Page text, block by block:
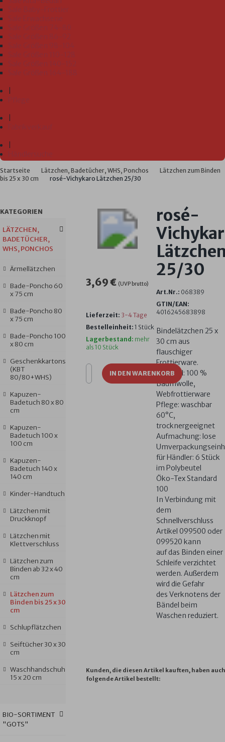
Startseite Lätzchen, Badetücher, WHS, Ponchos
Lätzchen zum Binden
bis 25 x 30 cm
rosé-Vichykaro Lätzchen 25/30
KATEGORIEN
LÄTZCHEN,
BADETÜCHER,
WHS, PONCHOS
Ärmellätzchen
Bade-Poncho 60
x 75 cm
Bade-Poncho 80
x 75 cm
Bade-Poncho 100
x 80 cm
Geschenkkartons
(KBT
80/80+WHS)
Kapuzen-
Badetuch 80 x 80
cm
Kapuzen-
Badetuch 100 x
100 cm
Kapuzen-
Badetuch 140 x
140 cm
Kinder-Handtuch
Lätzchen mit
Druckknopf
Lätzchen mit
Klettverschluss
Lätzchen zum
Binden ab 32 x 40
cm
Lätzchen zum
Binden bis 25 x 30
cm
Schlupflätzchen
Seiftücher 30 x 30
cm
Waschhandschuh
15 x 20 cm
BIO-SORTIMENT
"GOTS"
rosé-
25/30
Art.Nr.: 068389
GTIN/EAN:
4016245683898
Bindelätzchen 25 x
30 cm aus
flauschiger
Frottierware.
Material: 100 %
Baumwolle,
Webfrottierware
Pflege: waschbar
60°C,
trocknergeeignet
Aufmachung: lose
für Händler: 6 Stück
im Polybeutel
Öko-Tex Standard
100
In Verbindung mit
dem
Schnellverschluss
Artikel 099500 oder
099520 kann
auf das Binden einer
Schleife verzichtet
werden. Außerdem
wird die Gefahr
des Verknotens der
Bändel beim
Waschen reduziert.
3,69 € (UVP brutto)
Lieferzeit: 3-4 Tage
Bestelleinheit: 1 Stück
Lagerbestand: mehr
als 10 Stück
IN DEN WARENKORB
Kunden, die diesen Artikel kauften, haben auch
folgende Artikel bestellt: